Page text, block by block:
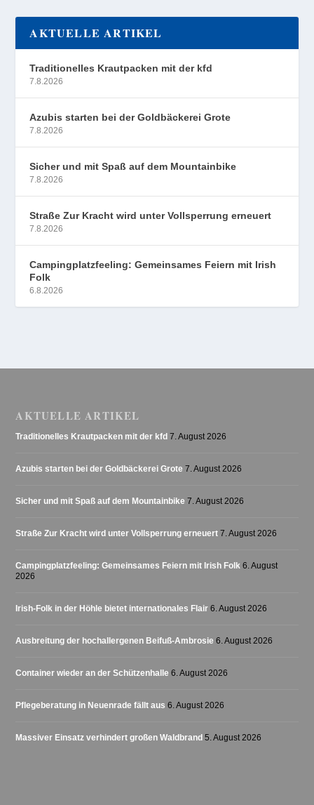
AKTUELLE ARTIKEL
Traditionelles Krautpacken mit der kfd
7.8.2026
Azubis starten bei der Goldbäckerei Grote
7.8.2026
Sicher und mit Spaß auf dem Mountainbike
7.8.2026
Straße Zur Kracht wird unter Vollsperrung erneuert
7.8.2026
Campingplatzfeeling: Gemeinsames Feiern mit Irish
Folk
6.8.2026
AKTUELLE ARTIKEL
Traditionelles Krautpacken mit der kfd 7. August 2026
Azubis starten bei der Goldbäckerei Grote 7. August 2026
Sicher und mit Spaß auf dem Mountainbike 7. August 2026
Straße Zur Kracht wird unter Vollsperrung erneuert 7. August 2026
Campingplatzfeeling: Gemeinsames Feiern mit Irish Folk 6. August
2026
Irish-Folk in der Höhle bietet internationales Flair 6. August 2026
Ausbreitung der hochallergenen Beifuß-Ambrosie 6. August 2026
Container wieder an der Schützenhalle 6. August 2026
Pflegeberatung in Neuenrade fällt aus 6. August 2026
Massiver Einsatz verhindert großen Waldbrand 5. August 2026